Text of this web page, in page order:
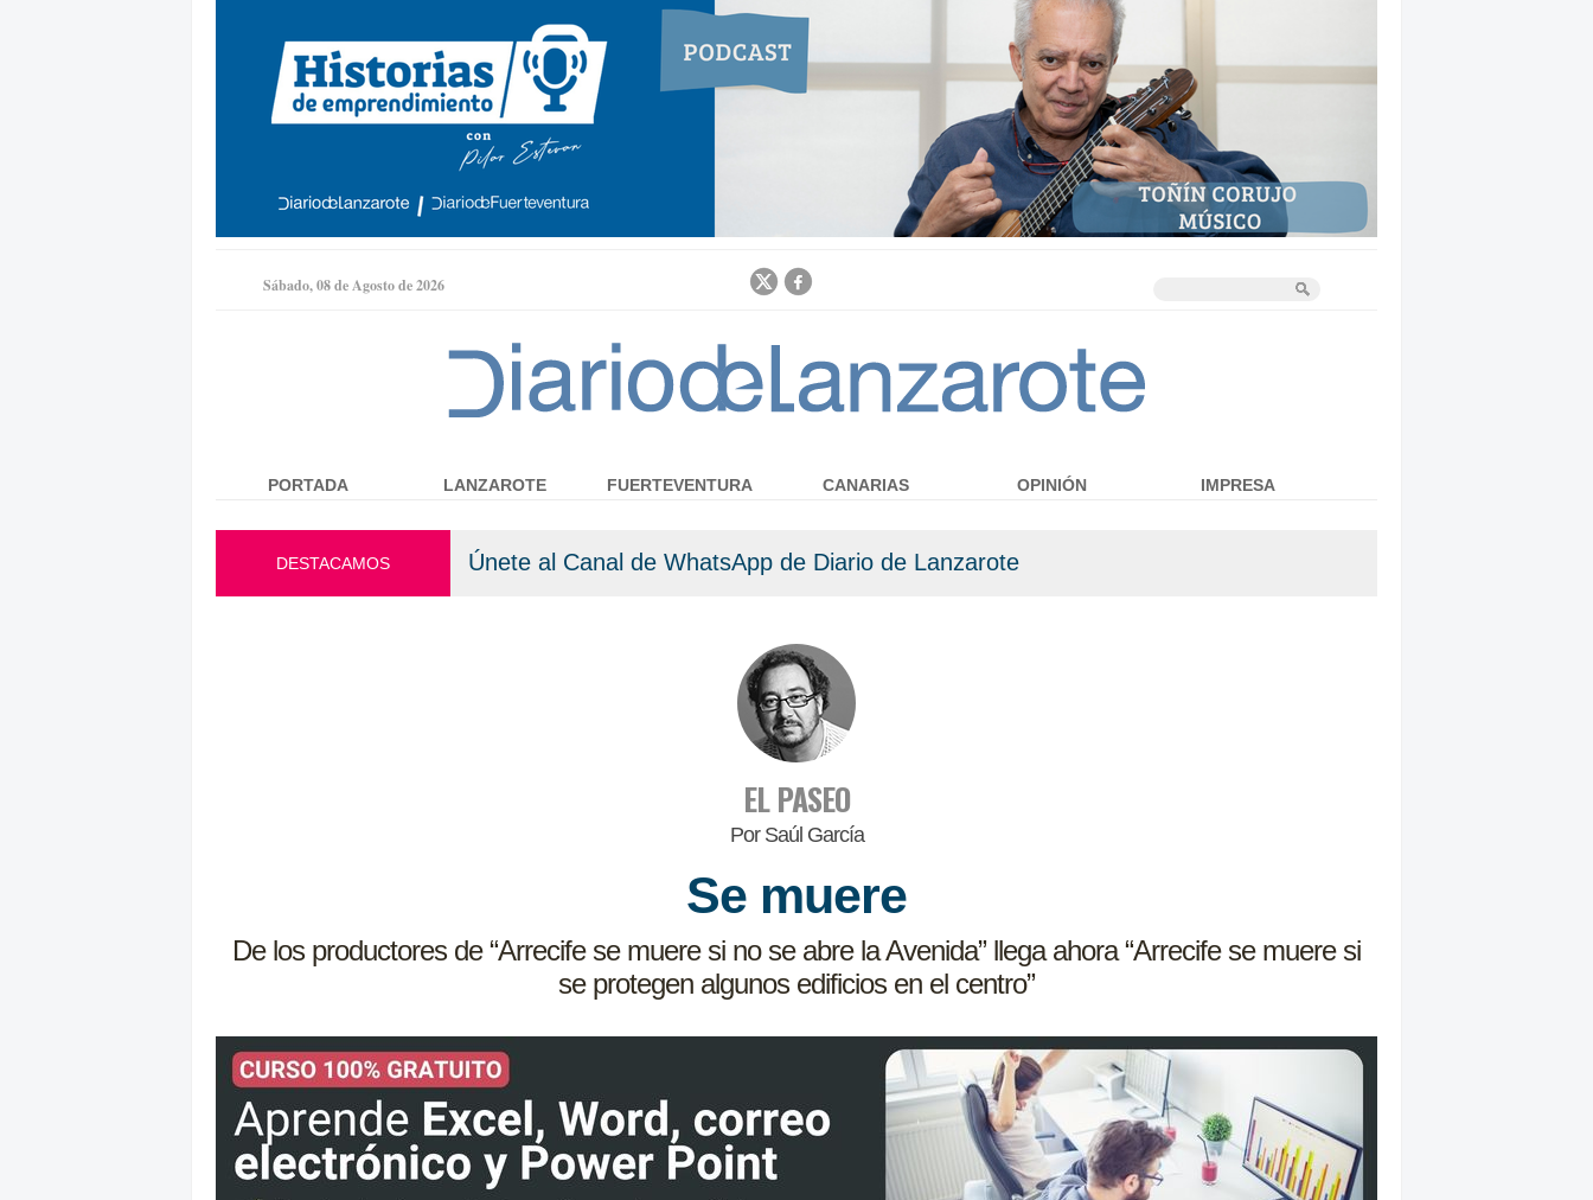
Jump to navigation
Sábado, 08 de Agosto de 2026
DESTACAMOS Únete al Canal de WhatsApp de Diario de Lanzarote
EL PASEO
Por Saúl García
Se muere
De los productores de “Arrecife se muere si no se abre la Avenida” llega ahora “Arrecife se muere si
se protegen algunos edificios en el centro”
PORTADA LANZAROTE FUERTEVENTURA CANARIAS OPINIÓN IMPRESA